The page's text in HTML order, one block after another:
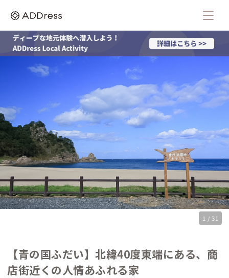
1 / 31
【青の国ふだい】北緯40度東端にある、商
店街近くの人情あふれる家